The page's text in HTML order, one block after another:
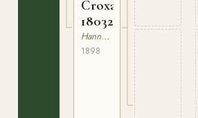
Croxane
180323798
Hannoveranare
1898